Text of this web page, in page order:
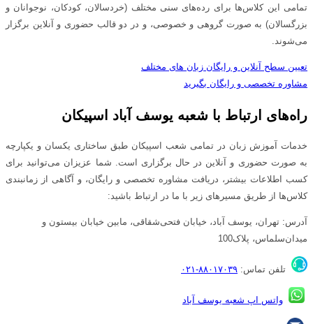
تمامی این کلاس‌ها برای رده‌های سنی مختلف (خردسالان، کودکان، نوجوانان و
بزرگسالان) به صورت گروهی و خصوصی، و در دو قالب حضوری و آنلاین برگزار
می‌شوند.
تعیین سطح آنلاین و رایگان زبان های مختلف
مشاوره تخصصی و رایگان بگیرید
راه‌های ارتباط با شعبه یوسف آباد اسپیکان
خدمات آموزش زبان در تمامی شعب اسپیکان طبق ساختاری یکسان و یکپارچه
به صورت حضوری و آنلاین در حال برگزاری است. شما عزیزان می‌توانید برای
کسب اطلاعات بیشتر، دریافت مشاوره تخصصی و رایگان، و آگاهی از زمانبندی
کلاس‌ها از طریق مسیرهای زیر با ما در ارتباط باشید:
آدرس: تهران، یوسف آباد، خیابان فتحی‌شقاقی، مابین خیابان بیستون و
میدان‌سلماس، پلاک100
تلفن تماس: ۸۸۰۱۷۰۳۹-۰۲۱
واتس اپ شعبه یوسف آباد